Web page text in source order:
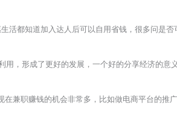
活都知道加入达人后可以自用省钱，很多问是
用，形成了更好的发展，一个好的分享经济的意
在兼职赚钱的机会非常多，比如做电商平台的推